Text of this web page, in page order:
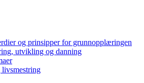
og prinsipper for grunnopplæringen
utvikling og danning
livsmestring